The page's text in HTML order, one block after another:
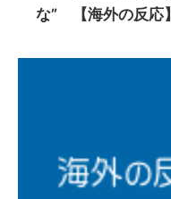
な” 【海外の反応】